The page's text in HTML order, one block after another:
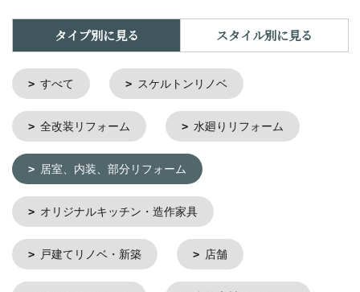
タイプ別に見る スタイル別に見る
すべて スケルトンリノベ
全改装リフォーム 水廻りリフォーム
居室、内装、部分リフォーム
オリジナルキッチン・造作家具
戸建てリノベ・新築 店舗